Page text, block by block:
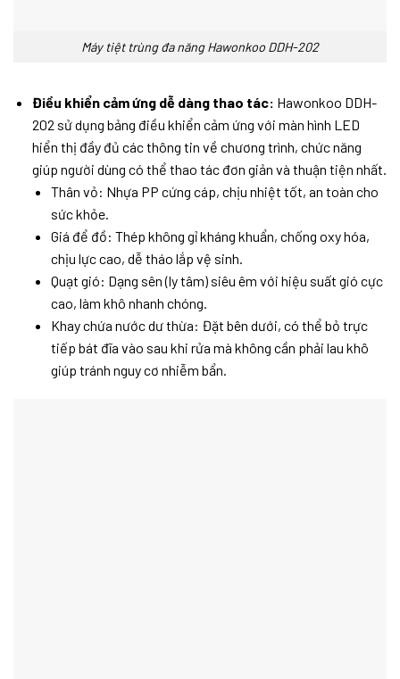
Máy tiệt trùng đa năng Hawonkoo DDH-202
Điều khiển cảm ứng dễ dàng thao tác: Hawonkoo DDH-
202 sử dụng bảng điều khiển cảm ứng với màn hình LED
hiển thị đầy đủ các thông tin về chương trình, chức năng
giúp người dùng có thể thao tác đơn giản và thuận tiện nhất.
Thân vỏ: Nhựa PP cứng cáp, chịu nhiệt tốt, an toàn cho
sức khỏe.
Giá để đồ: Thép không gỉ kháng khuẩn, chống oxy hóa,
chịu lực cao, dễ tháo lắp vệ sinh.
Quạt gió: Dạng sên (ly tâm) siêu êm với hiệu suất gió cực
cao, làm khô nhanh chóng.
Khay chứa nước dư thừa: Đặt bên dưới, có thể bỏ trực
tiếp bát đĩa vào sau khi rửa mà không cần phải lau khô
giúp tránh nguy cơ nhiễm bẩn.